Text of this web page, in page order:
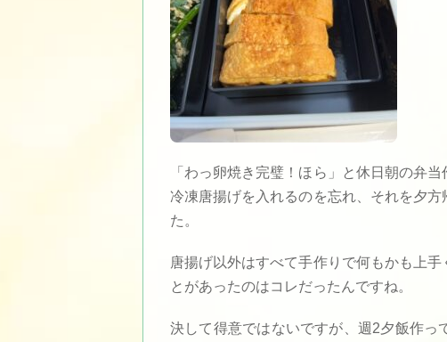
「わっ卵焼き完璧！ほら」と休日朝の弁
冷凍唐揚げを入れるのを忘れ、それを夕
た。
唐揚げ以外はすべて手作りで何もかも上
とがあったのはコレだったんですね。
決して得意ではないですが、週2夕飯作っ